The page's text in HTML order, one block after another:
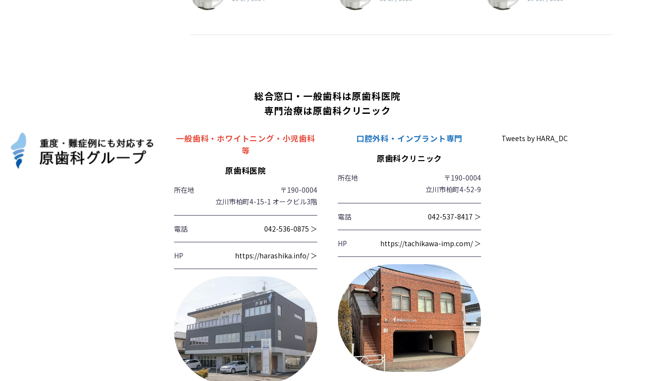
総合窓口・一般歯科は原歯科医院
専門治療は原歯科クリニック
一般歯科・ホワイトニング・小児歯科
等
原歯科医院
所在地
〒190-0004
立川市柏町4-15-1 オークビル3階
電話 042-536-0875 ＞
HP https://harashika.info/ ＞
口腔外科・インプラント専門
原歯科クリニック
所在地
〒190-0004
立川市柏町4-52-9
電話 042-537-8417 ＞
HP https://tachikawa-imp.com/ ＞
Tweets by HARA_DC